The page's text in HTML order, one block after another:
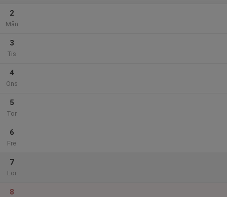
2
Mån
3
Tis
4
Ons
5
Tor
6
Fre
7
Lör
8